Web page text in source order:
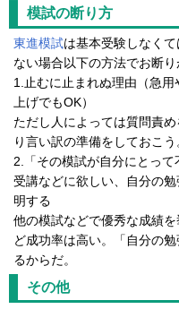
模試の断り方
東進模試は基本受験しなく
ない場合以下の方法でお断り
1.止むに止まれぬ理由（急
上げでもOK）
ただし人によっては質問責
り言い訳の準備をしておこう
2.「その模試が自分にとっ
受講などに欲しい、自分の
明する
他の模試などで優秀な成績
ど成功率は高い。「自分の
るからだ。
その他